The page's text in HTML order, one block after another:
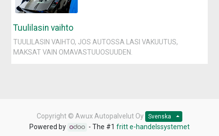
Tuulilasin vaihto
TUULILASIN VAIHTO, JOS AUTOSSA LASI VAKUUTUS,
MAKSAT VAIN OMAVASTUUOSUUDEN.
Copyright © Awux Autopalvelut Oy Svenska
Powered by - The #1fritt e-handelssystemet